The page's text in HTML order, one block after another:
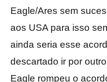
Eagle/Ares sem
aos USA para isso
ainda seria esse
descartado ir por
Eagle rompeu o